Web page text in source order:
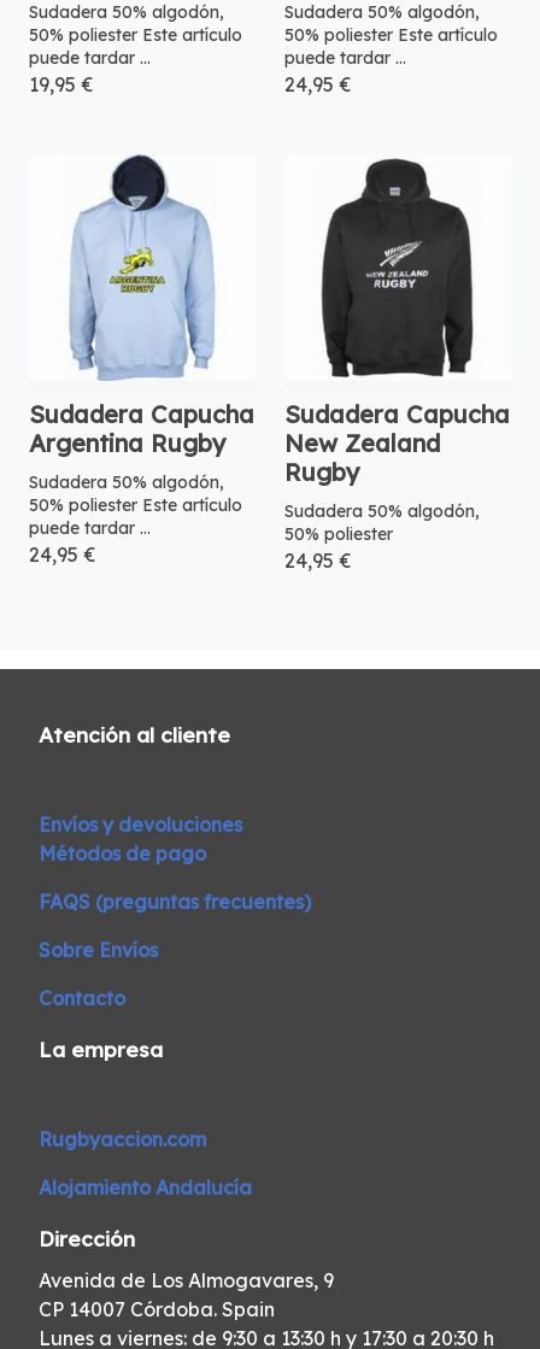
Sudadera 50% algodón,
50% poliester Este artículo
puede tardar ...
19,95 €
Sudadera 50% algodón,
50% poliester Este artículo
puede tardar ...
24,95 €
Sudadera Capucha
Argentina Rugby
Sudadera 50% algodón,
50% poliester Este artículo
puede tardar ...
24,95 €
Sudadera Capucha
New Zealand
Rugby
Sudadera 50% algodón,
50% poliester
24,95 €
Atención al cliente
Envíos y devoluciones
Métodos de pago
FAQS (preguntas frecuentes)
Sobre Envíos
Contacto
La empresa
Rugbyaccion.com
Alojamiento Andalucía
Dirección
Avenida de Los Almogavares, 9
CP 14007 Córdoba. Spain
Lunes a viernes: de 9:30 a 13:30 h y 17:30 a 20:30 h